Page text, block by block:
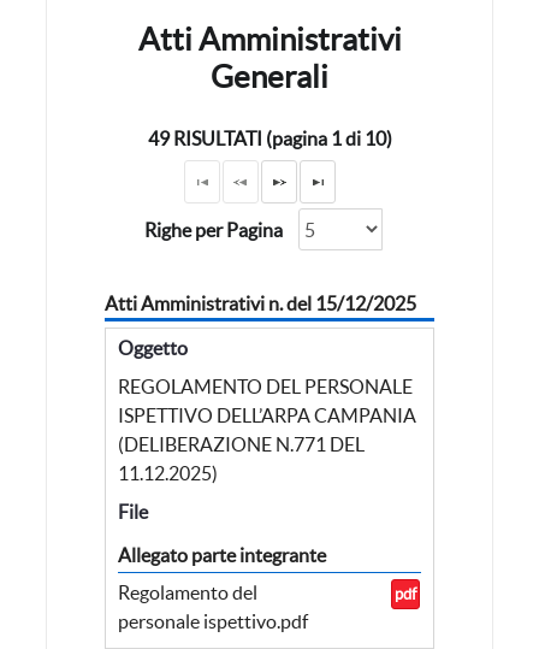
Atti Amministrativi
Generali
49 RISULTATI (pagina 1 di 10)
Righe per Pagina
Atti Amministrativi n. del 15/12/2025
Oggetto
REGOLAMENTO DEL PERSONALE
ISPETTIVO DELL’ARPA CAMPANIA
(DELIBERAZIONE N.771 DEL
11.12.2025)
File
Allegato parte integrante
Regolamento del
personale ispettivo.pdf
pdf